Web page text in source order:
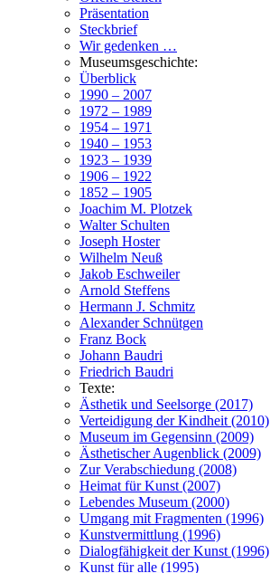
Präsentation
Steckbrief
Wir gedenken …
Museumsgeschichte:
Überblick
1990 – 2007
1972 – 1989
1954 – 1971
1940 – 1953
1923 – 1939
1906 – 1922
1852 – 1905
Joachim M. Plotzek
Walter Schulten
Joseph Hoster
Wilhelm Neuß
Jakob Eschweiler
Arnold Steffens
Hermann J. Schmitz
Alexander Schnütgen
Franz Bock
Johann Baudri
Friedrich Baudri
Texte:
Ästhetik und Seelsorge (2017)
Verteidigung der Kindheit (2010)
Museum im Gegensinn (2009)
Ästhetischer Augenblick (2009)
Zur Verabschiedung (2008)
Heimat für Kunst (2007)
Lebendes Museum (2000)
Umgang mit Fragmenten (1996)
Kunstvermittlung (1996)
Dialogfähigkeit der Kunst (1996)
Kunst für alle (1995)